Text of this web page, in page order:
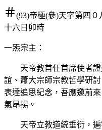
(93)帝極(參)天字第四０
十六日卯時
一炁宗主 ：
天帝教首任首席使者證
誼、蕭大宗師宗教哲學研
表達追思紀念，吾應邀前
氣昂揚。
天帝立教道統垂衍，遍